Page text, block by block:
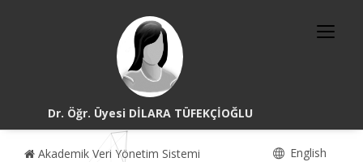
Dr. Öğr. Üyesi DİLARA TÜFEKÇİOĞLU
Akademik Veri Yönetim Sistemi English